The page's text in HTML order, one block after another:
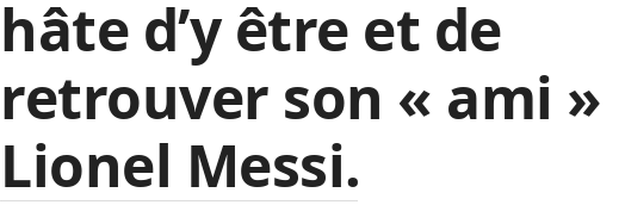
hâte d’y être et de
retrouver son « ami »
Lionel Messi.